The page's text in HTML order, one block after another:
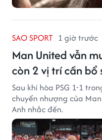
SAO SPORT 1 giờ trước
Man United vẫn
còn 2 vị trí cần bổ
Sau khi hòa PSG 1-1
chuyển nhượng của
Anh nhắc đến.